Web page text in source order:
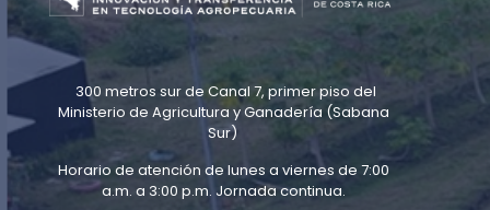
300 metros sur de Canal 7, primer piso del
Ministerio de Agricultura y Ganadería (Sabana
Sur)
Horario de atención de lunes a viernes de 7:00
a.m. a 3:00 p.m. Jornada continua.